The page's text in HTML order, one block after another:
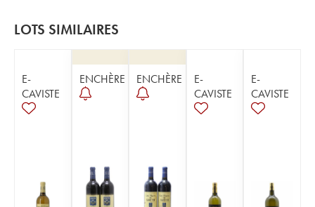
LOTS SIMILAIRES
E-
CAVISTE
ENCHÈRE ENCHÈRE
E-
CAVISTE
E-
CAVISTE